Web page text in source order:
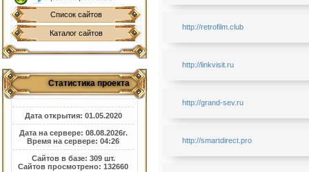
Список сайтов
Каталог сайтов
Статистика проекта
Дата открытия: 01.05.2020
Дата на сервере: 08.08.2026г.
Время на сервере: 04:26
Сайтов в базе: 309 шт.
Сайтов просмотрено: 132660
http://retrofilm.club
http://linkvisit.ru
http://grand-sev.ru
http://smartdirect.pro